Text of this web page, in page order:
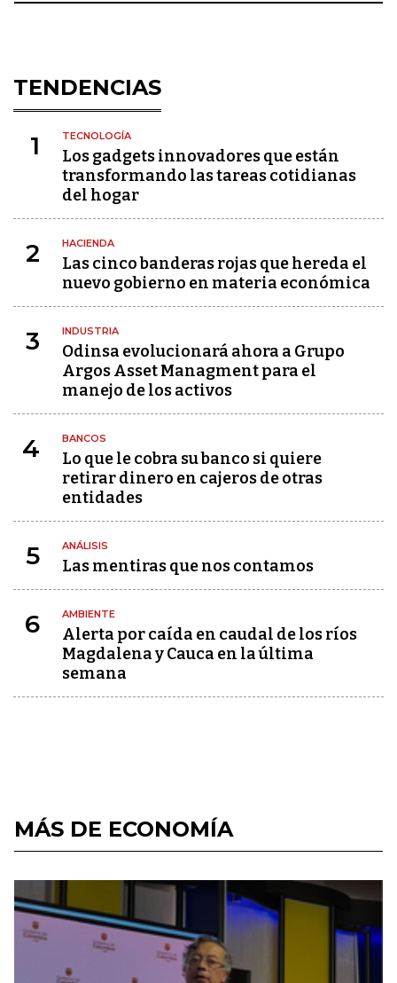
TENDENCIAS
1 TECNOLOGÍA
Los gadgets innovadores que están
transformando las tareas cotidianas
del hogar
2 HACIENDA
Las cinco banderas rojas que hereda el
nuevo gobierno en materia económica
3 INDUSTRIA
Odinsa evolucionará ahora a Grupo
Argos Asset Managment para el
manejo de los activos
4 BANCOS
Lo que le cobra su banco si quiere
retirar dinero en cajeros de otras
entidades
5 ANÁLISIS
Las mentiras que nos contamos
6 AMBIENTE
Alerta por caída en caudal de los ríos
Magdalena y Cauca en la última
semana
MÁS DE ECONOMÍA